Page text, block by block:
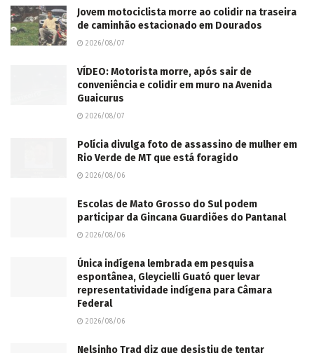
Jovem motociclista morre ao colidir na traseira
de caminhão estacionado em Dourados
2026/08/07
VÍDEO: Motorista morre, após sair de
conveniência e colidir em muro na Avenida
Guaicurus
2026/08/07
Polícia divulga foto de assassino de mulher em
Rio Verde de MT que está foragido
2026/08/06
Escolas de Mato Grosso do Sul podem
participar da Gincana Guardiões do Pantanal
2026/08/06
Única indígena lembrada em pesquisa
espontânea, Gleycielli Guató quer levar
representatividade indígena para Câmara
Federal
2026/08/06
Nelsinho Trad diz que desistiu de tentar